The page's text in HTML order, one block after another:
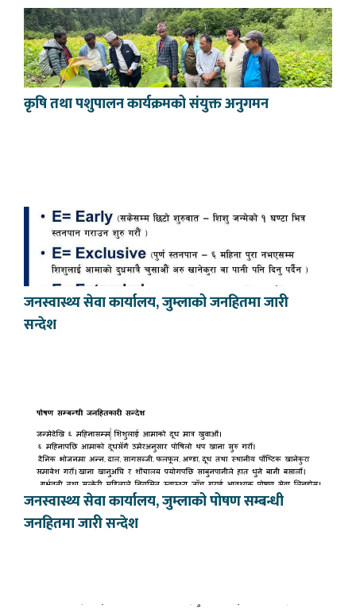
कृषि तथा पशुपालन कार्यक्रमको संयुक्त अनुगमन
जनस्वास्थ्य सेवा कार्यालय, जुम्लाको जनहितमा जारी
सन्देश
जनस्वास्थ्य सेवा कार्यालय, जुम्लाको पोषण सम्बन्धी
जनहितमा जारी सन्देश